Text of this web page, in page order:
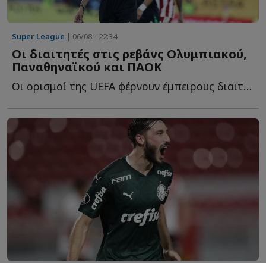
Super League | 06/08 - 22:34
Οι διαιτητές στις ρεβάνς Ολυμπιακού,
Παναθηναϊκού και ΠΑΟΚ
Οι ορισμοί της UEFA φέρνουν έμπειρους διαιτητές στις ε...